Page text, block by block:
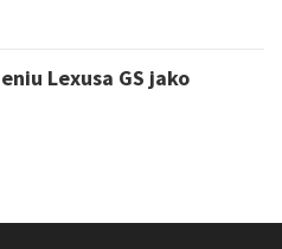
Lexusa GS jako